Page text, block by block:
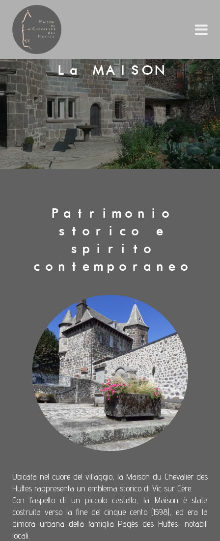
La MAISON
Patrimonio
storico e
spirito
contemporaneo
Ubicata nel cuore del villaggio, la Maison du Chevalier des
Huttes rappresenta un emblema storico di Vic sur Cère.
Con l’aspetto di un piccolo castello, la Maison è stata
costruita verso la fine del cinque cento (1598), ed era la
dimora urbana della famiglia Pagès des Huttes, notabili
locali.